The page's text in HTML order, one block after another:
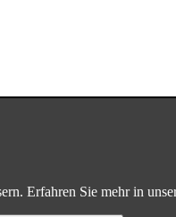
Erfahren Sie mehr in